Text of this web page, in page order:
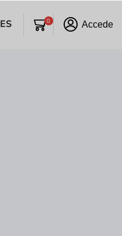
ES 0 Accede